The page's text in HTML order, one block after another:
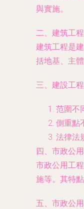
與實施。
二、建筑工
建筑工程是
括地基、主
三、建設工
范圍不
側重點
法律法
四、市政公
市政公用工
施等。其特
五、市政公